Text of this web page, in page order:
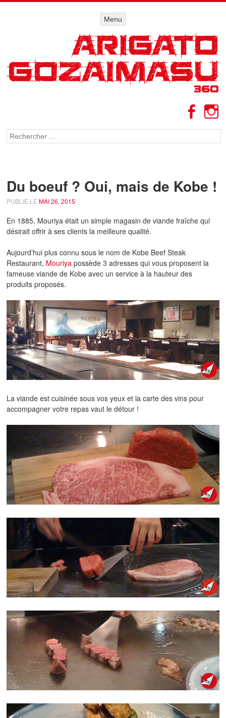
Menu
Rechercher
Du boeuf ? Oui, mais de Kobe !
PUBLIÉ LEMAI 26, 2015
En 1885, Mouriya était un simple magasin de viande fraîche qui
désirait offrir à ses clients la meilleure qualité.
Aujourd’hui plus connu sous le nom de Kobe Beef Steak
Restaurant, Mouriya possède 3 adresses qui vous proposent la
fameuse viande de Kobe avec un service à la hauteur des
produits proposés.
La viande est cuisinée sous vos yeux et la carte des vins pour
accompagner votre repas vaut le détour !